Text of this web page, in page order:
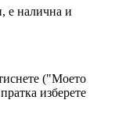
е налична и
("Моето
изберете